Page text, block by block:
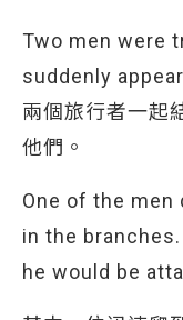
Two men were
suddenly
兩個旅行者一起
他們。
One of the men
in the
he would be